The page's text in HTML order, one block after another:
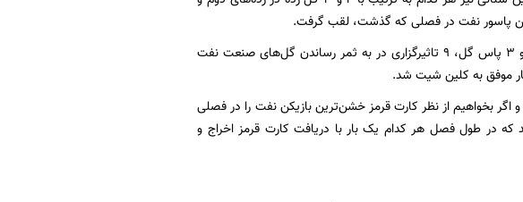
ریکانی کاپیتان این تیم نیز ارزشمندترین بازیکن نفت بود. او با ۶ گل زده و ۳ پاس گل، ۹ تاثیرگزاری در به ثمر رساندن گل‌های صنعت نفت
بخواهیم از نظر کارت قرمز خشن‌ترین بازیکن نفت را در فصلی
که در طول فصل هر کدام یک بار با دریافت کارت قرمز اخراج و